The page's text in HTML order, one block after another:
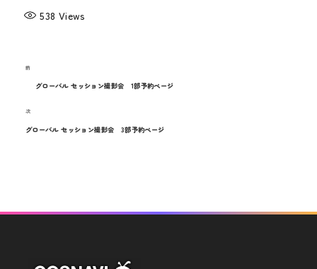
538 Views
投
稿
ナ
過
稿
前
グローバル セッション撮影会 1部予約ページ
次
の
次
グローバル セッション撮影会 3部予約ページ